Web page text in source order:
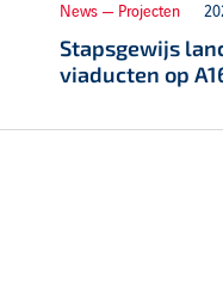
News — Projecten
Stapsgewijs
viaducten op